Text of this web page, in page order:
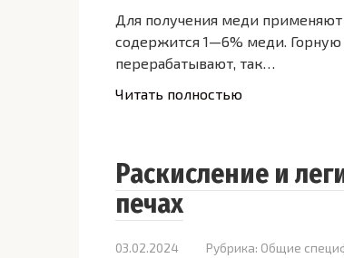
Для получения меди
содержится 1—6% меди.
перерабатывают, так…
Читать полностью
Раскисление и
печах
03.02.2024 Рубрика: Общие